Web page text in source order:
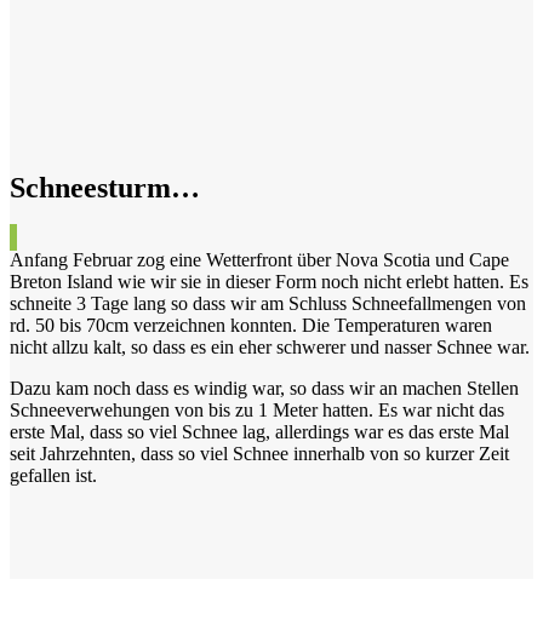
Schneesturm…
Anfang Februar zog eine Wetterfront über Nova Scotia und Cape
Breton Island wie wir sie in dieser Form noch nicht erlebt hatten. Es
schneite 3 Tage lang so dass wir am Schluss Schneefallmengen von
rd. 50 bis 70cm verzeichnen konnten. Die Temperaturen waren
nicht allzu kalt, so dass es ein eher schwerer und nasser Schnee war.
Dazu kam noch dass es windig war, so dass wir an machen Stellen
Schneeverwehungen von bis zu 1 Meter hatten. Es war nicht das
erste Mal, dass so viel Schnee lag, allerdings war es das erste Mal
seit Jahrzehnten, dass so viel Schnee innerhalb von so kurzer Zeit
gefallen ist.